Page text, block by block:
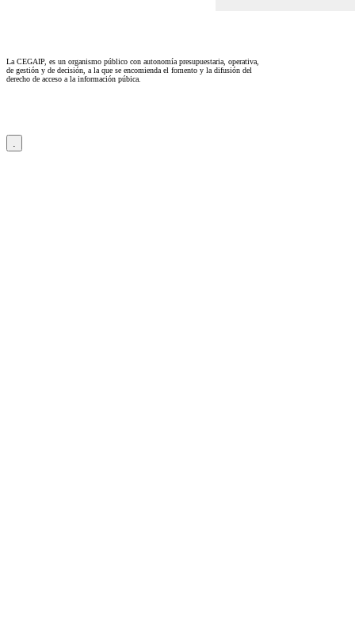
La CEGAIP, es un organismo público con autonomía presupuestaria, operativa,
de gestión y de decisión, a la que se encomienda el fomento y la difusión del
derecho de acceso a la información púbica.